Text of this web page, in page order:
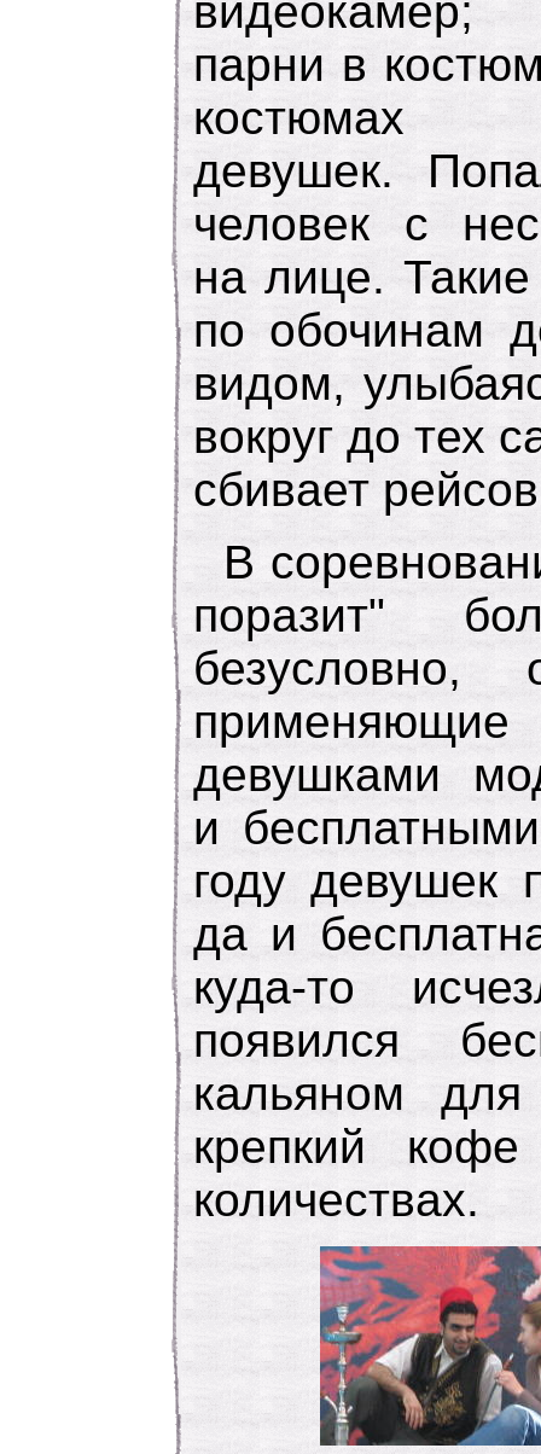
видеокамер;
парни в
костюмах
девушек.
человек с
на лице.
по обочинам
видом,
вокруг до тех
сбивает
В
поразит"
безусловно,
девушками
и
году девушек
да и
куда-то
появился
кальяном
крепкий
количествах.